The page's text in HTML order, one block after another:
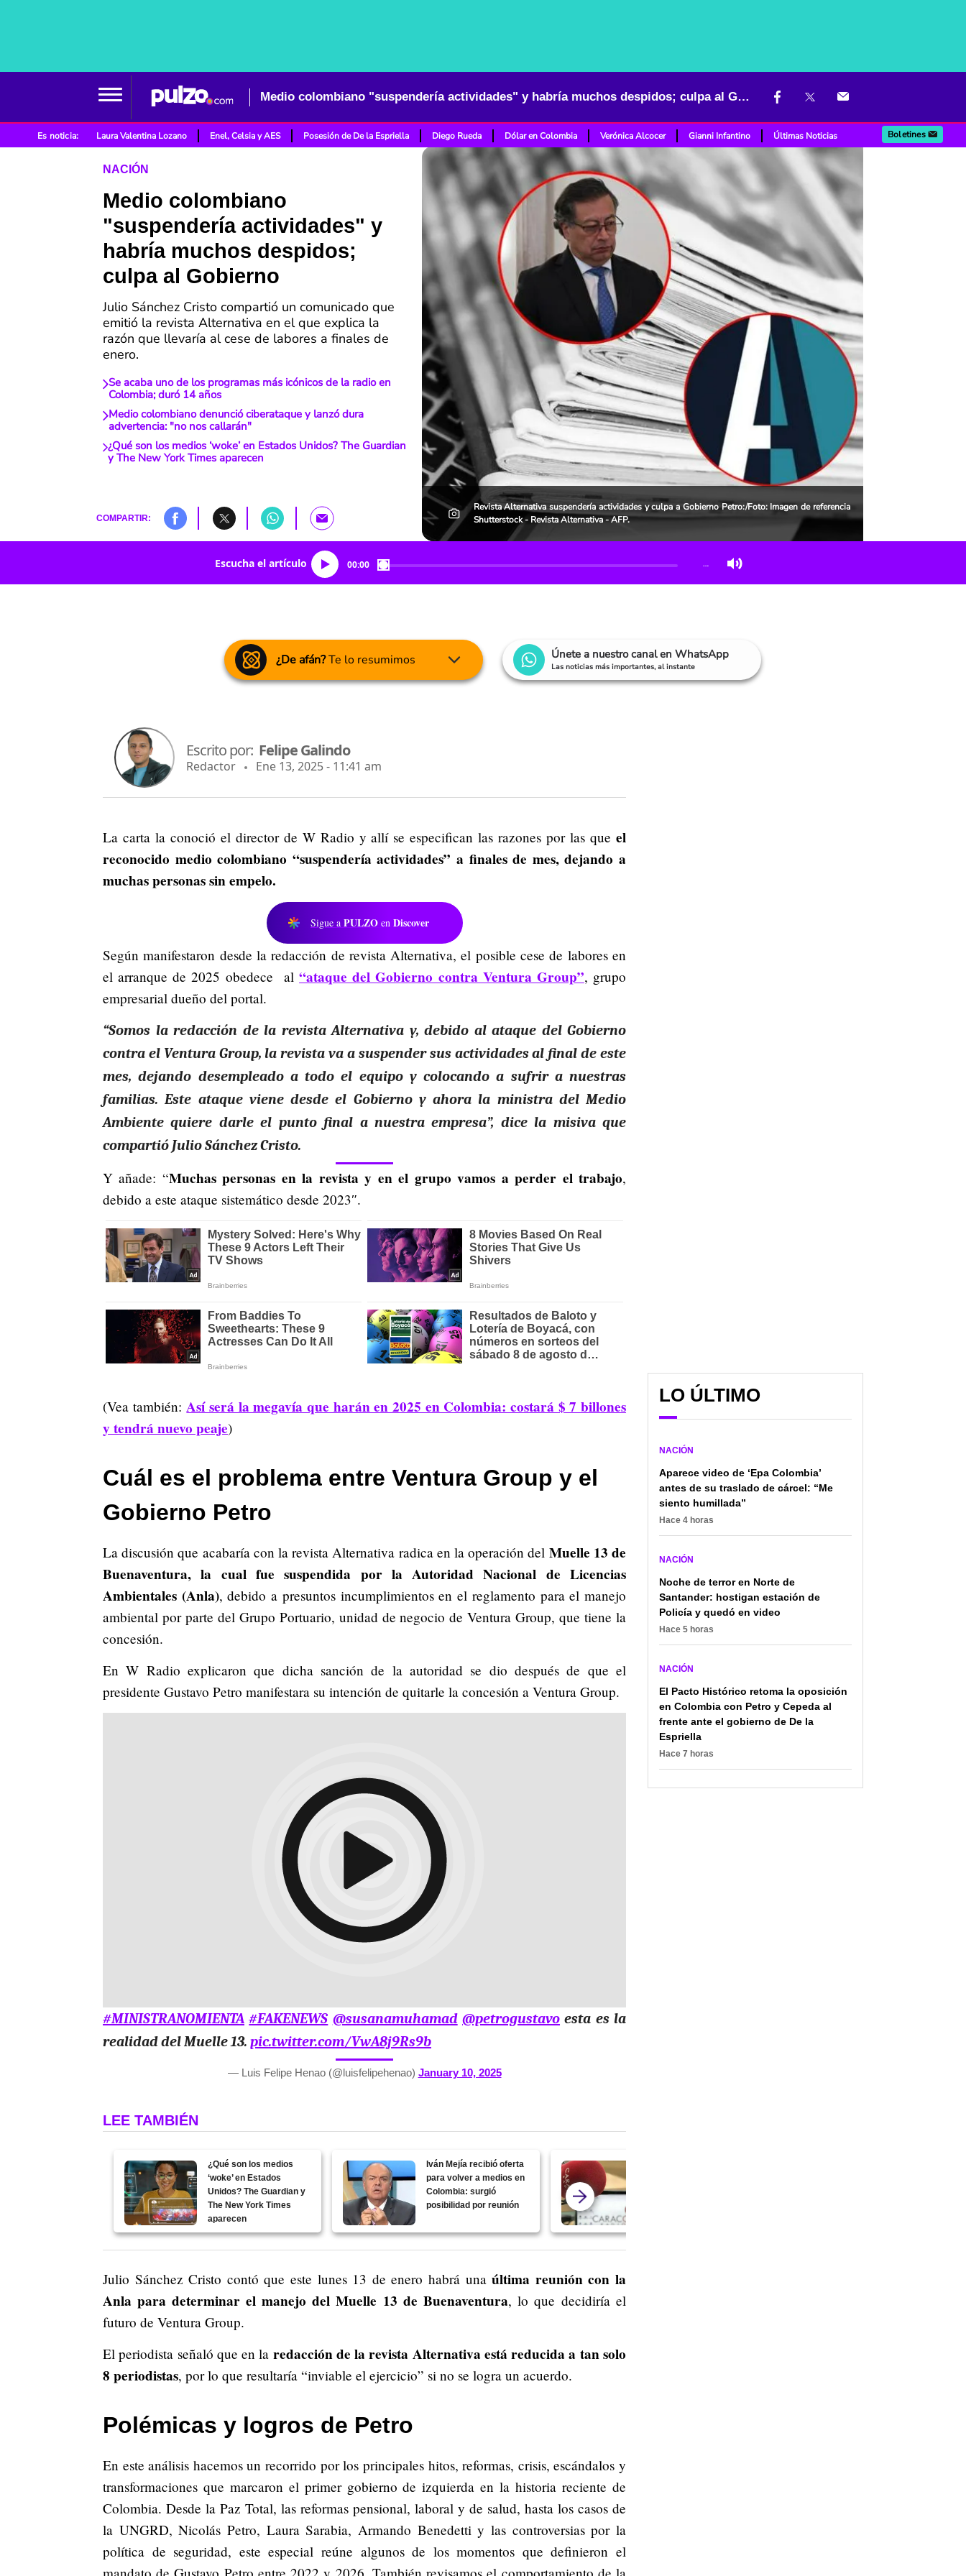
Medio colombiano "suspendería actividades" y habría muchos despidos; culpa al Gobierno
Es noticia: Laura Valentina Lozano Enel, Celsia y AES Posesión de De la Espriella Diego Rueda Dólar en Colombia Verónica Alcocer Gianni Infantino Últimas Noticias Boletines
NACIÓN
Medio colombiano
"suspendería actividades" y
habría muchos despidos;
culpa al Gobierno
Julio Sánchez Cristo compartió un comunicado que
emitió la revista Alternativa en el que explica la
razón que llevaría al cese de labores a finales de
enero.
Se acaba uno de los programas más icónicos de la radio en
Colombia; duró 14 años
Medio colombiano denunció ciberataque y lanzó dura
advertencia: "no nos callarán"
¿Qué son los medios ‘woke’ en Estados Unidos? The Guardian
y The New York Times aparecen
COMPARTIR:
Revista Alternativa suspendería actividades y culpa a Gobierno Petro:/Foto: Imagen de referencia
Shutterstock - Revista Alternativa - AFP.
Escucha el artículo 00:00 …
¿De afán?Te lo resumimos Únete a nuestro canal en WhatsApp
Las noticias más importantes, al instante
Escrito por: Felipe Galindo
Redactor Ene 13, 2025 - 11:41 am
La carta la conoció el director de W Radio y allí se especifican las razones por las que el
reconocido medio colombiano “suspendería actividades” a finales de mes, dejando a
muchas personas sin empelo.
Sigue a PULZO en Discover
Según manifestaron desde la redacción de revista Alternativa, el posible cese de labores en
el arranque de 2025 obedece al“ataque del Gobierno contra Ventura Group”, grupo
empresarial dueño del portal.
“Somos la redacción de la revista Alternativa y, debido al ataque del Gobierno
contra el Ventura Group, la revista va a suspender sus actividades al final de este
mes, dejando desempleado a todo el equipo y colocando a sufrir a nuestras
familias. Este ataque viene desde el Gobierno y ahora la ministra del Medio
Ambiente quiere darle el punto final a nuestra empresa”, dice la misiva que
compartió Julio Sánchez Cristo.
Y añade: “Muchas personas en la revista y en el grupo vamos a perder el trabajo,
debido a este ataque sistemático desde 2023″.
(Vea también:Así será la megavía que harán en 2025 en Colombia: costará $ 7 billones
y tendrá nuevo peaje)
Cuál es el problema entre Ventura Group y el
Gobierno Petro
La discusión que acabaría con la revista Alternativa radica en la operación del Muelle 13 de
Buenaventura, la cual fue suspendida por la Autoridad Nacional de Licencias
Ambientales (Anla), debido a presuntos incumplimientos en el reglamento para el manejo
ambiental por parte del Grupo Portuario, unidad de negocio de Ventura Group, que tiene la
concesión.
En W Radio explicaron que dicha sanción de la autoridad se dio después de que el
presidente Gustavo Petro manifestara su intención de quitarle la concesión a Ventura Group.
#MINISTRANOMIENTA #FAKENEWS @susanamuhamad @petrogustavo esta es la
realidad del Muelle 13. pic.twitter.com/VwA8j9Rs9b
— Luis Felipe Henao (@luisfelipehenao) January 10, 2025
LEE TAMBIÉN
¿Qué son los medios
‘woke’ en Estados
Unidos? The Guardian y
The New York Times
aparecen
Iván Mejía recibió oferta
para volver a medios en
Colombia: surgió
posibilidad por reunión
Julio Sánchez Cristo contó que este lunes 13 de enero habrá unaúltima reunión con la
Anla para determinar el manejo del Muelle 13 de Buenaventura, lo que decidiría el
futuro de Ventura Group.
El periodista señaló que en la redacción de la revista Alternativa está reducida a tan solo
8 periodistas, por lo que resultaría “inviable el ejercicio” si no se logra un acuerdo.
Polémicas y logros de Petro
En este análisis hacemos un recorrido por los principales hitos, reformas, crisis, escándalos y
transformaciones que marcaron el primer gobierno de izquierda en la historia reciente de
Colombia. Desde la Paz Total, las reformas pensional, laboral y de salud, hasta los casos de
la UNGRD, Nicolás Petro, Laura Sarabia, Armando Benedetti y las controversias por la
política de seguridad, este especial reúne algunos de los momentos que definieron el
LO ÚLTIMO
NACIÓN
Aparece video de ‘Epa Colombia’
antes de su traslado de cárcel: “Me
siento humillada”
Hace 4 horas
NACIÓN
Noche de terror en Norte de
Santander: hostigan estación de
Policía y quedó en video
Hace 5 horas
NACIÓN
El Pacto Histórico retoma la oposición
en Colombia con Petro y Cepeda al
frente ante el gobierno de De la
Espriella
Hace 7 horas